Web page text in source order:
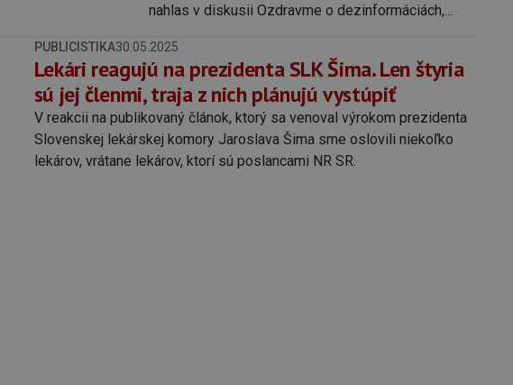
nahlas v diskusii Ozdravme o dezinformáciách,
PUBLICISTIKA30.05.2025
Lekári reagujú na prezidenta SLK Šima. Len štyria
sú jej členmi, traja z nich plánujú vystúpiť
V reakcii na publikovaný článok, ktorý sa venoval výrokom prezidenta
Slovenskej lekárskej komory Jaroslava Šima sme oslovili niekoľko
lekárov, vrátane lekárov, ktorí sú poslancami NR SR.